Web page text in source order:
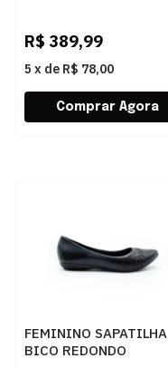
R$ 389,99
5 x de R$ 78,00
FEMININO SAPATILHA
BICO REDONDO